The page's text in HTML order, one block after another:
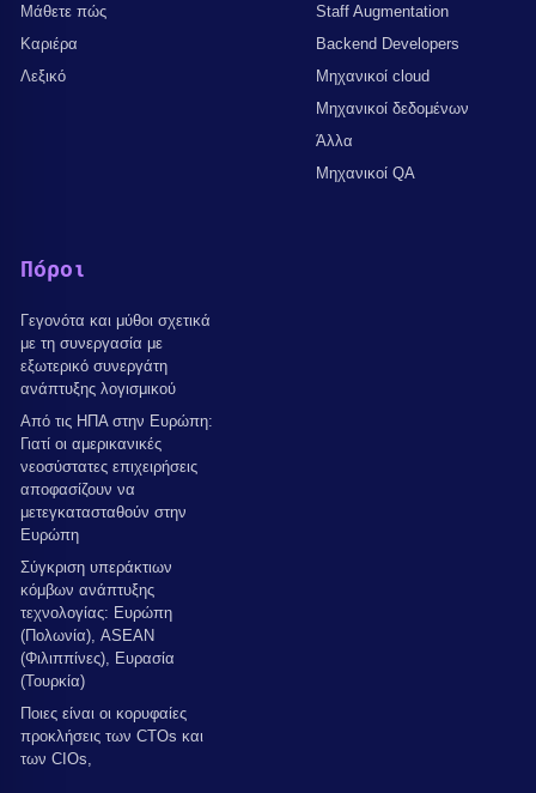
Μάθετε πώς
Καριέρα
Λεξικό
Staff Augmentation
Backend Developers
Μηχανικοί cloud
Μηχανικοί δεδομένων
Άλλα
Μηχανικοί QA
Πόροι
Γεγονότα και μύθοι σχετικά
με τη συνεργασία με
εξωτερικό συνεργάτη
ανάπτυξης λογισμικού
Από τις ΗΠΑ στην Ευρώπη:
Γιατί οι αμερικανικές
νεοσύστατες επιχειρήσεις
αποφασίζουν να
μετεγκατασταθούν στην
Ευρώπη
Σύγκριση υπεράκτιων
κόμβων ανάπτυξης
τεχνολογίας: Ευρώπη
(Πολωνία), ASEAN
(Φιλιππίνες), Ευρασία
(Τουρκία)
Ποιες είναι οι κορυφαίες
προκλήσεις των CTOs και
των CIOs,